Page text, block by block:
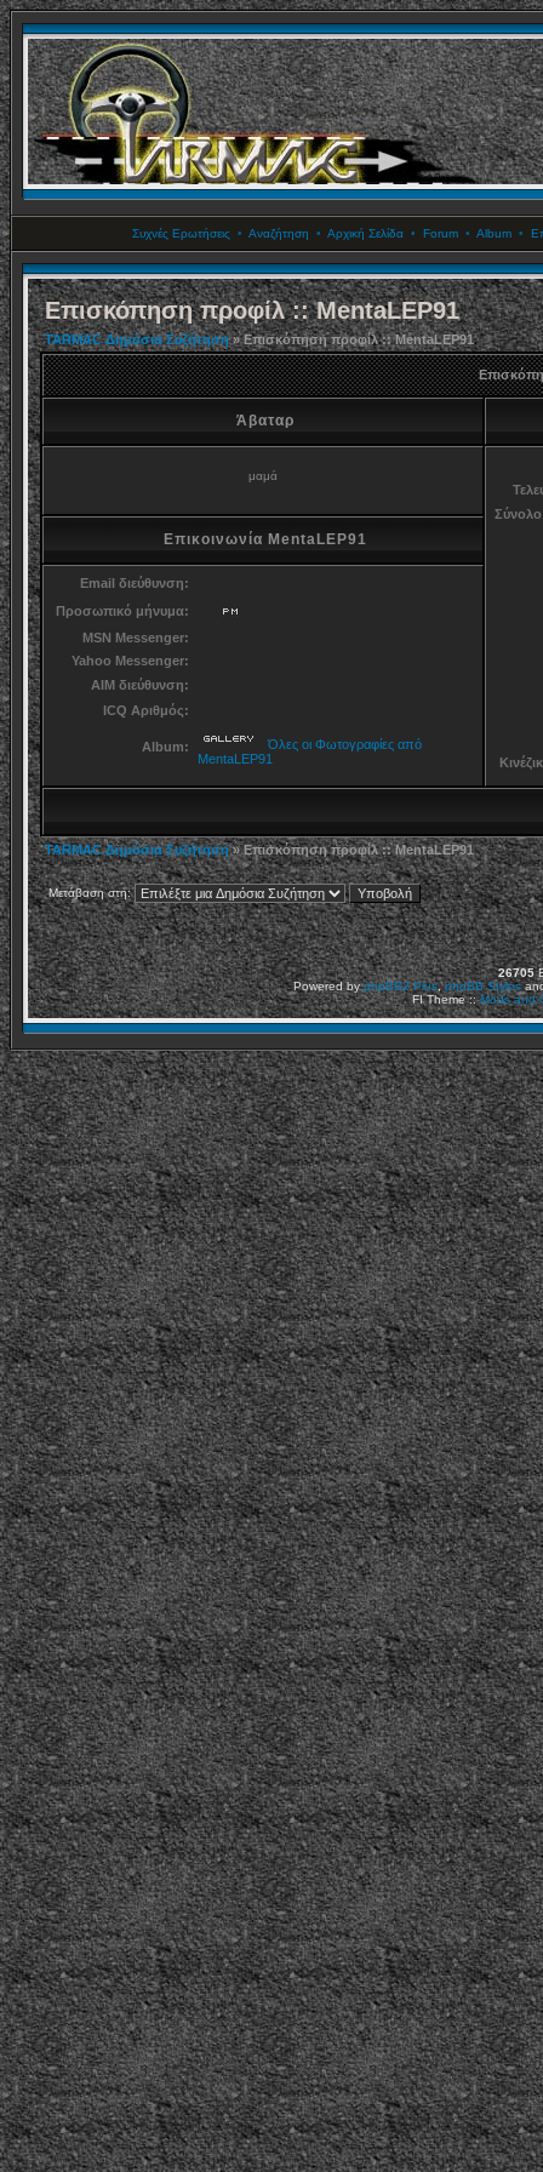
Συχνές Ερωτήσεις • Αναζήτηση • Αρχική Σελίδα• Forum• Album•
Επισκόπηση προφίλ :: MentaLEP91
TARMAC Δημόσια Συζήτηση» Επισκόπηση προφίλ :: MentaLEP91
Άβαταρ
μαμά
Επικοινωνία MentaLEP91
Email διεύθυνση:
Προσωπικό μήνυμα:
MSN Messenger:
Yahoo Messenger:
AIM διεύθυνση:
ICQ Αριθμός:
Album:
Όλες οι Φωτογραφίες από
MentaLEP91
TARMAC Δημόσια Συζήτηση» Επισκόπηση προφίλ :: MentaLEP91
Μετάβαση στη:
26705
Powered byphpBB2 Plus,phpBB Styles
FI Theme ::Mods and